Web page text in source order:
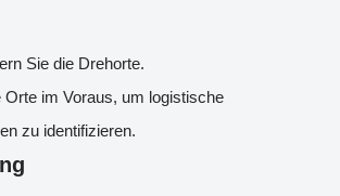
Sie die Drehorte.
Orte im Voraus, um logistische
zu identifizieren.